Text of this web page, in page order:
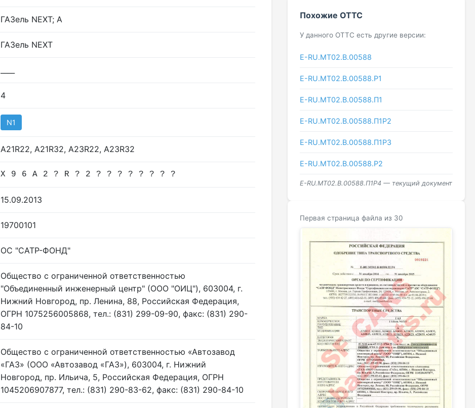
ГАЗель NEXT; А
ГАЗель NEXT
4
N1
А21R22, A21R32, А23R22, A23R32
Х 9 6 A 2 ? R ? 2 ? ? ? ? ? ? ? ?
15.09.2013
19700101
ОС "САТР-ФОНД"
Общество с ограниченной ответственностью
"Объединенный инженерный центр" (ООО "ОИЦ"), 603004, г.
Нижний Новгород, пр. Ленина, 88, Российская Федерация,
ОГРН 1075256005868, тел.: (831) 299-09-90, факс: (831) 290-
84-10
Общество с ограниченной ответственностью «Автозавод
«ГАЗ» (ООО «Автозавод «ГАЗ»), 603004, г. Нижний
Новгород, пр. Ильича, 5, Российская Федерация, ОГРН
1045206907877, тел.: (831) 290-83-62, факс: (831) 290-84-10
Похожие ОТТС
У данного ОТТС есть другие версии:
E-RU.MT02.B.00588
E-RU.МТ02.B.00588.P1
E-RU.МТ02.B.00588.П1
E-RU.МТ02.B.00588.П1Р2
E-RU.МТ02.B.00588.П1Р3
E-RU.МТ02.B.00588.Р2
E-RU.МТ02.B.00588.П1Р4 — текущий документ
Первая страница файла из 30